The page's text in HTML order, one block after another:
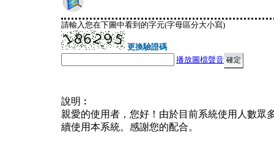
請輸入您在下圖中看到的字元(字母區分大小寫)
更換驗證碼
播放圖檔聲音
說明︰
親愛的使用者，您好！由於目前系統使用人數眾
續使用本系統。感謝您的配合。